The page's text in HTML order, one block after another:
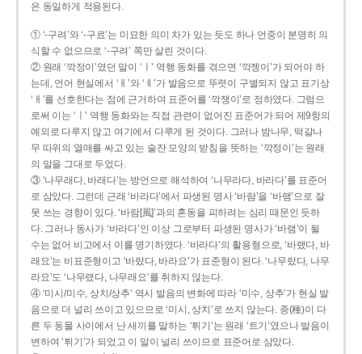
은 동일하게 적용된다.
① ‘-구려’와 ‘-구료’는 미묘한 의미 차가 있는 듯도 하나 언중이 분명히 의
식할 수 없으므로 ‘-구려’ 쪽만 살린 것이다.
② 원래 ‘깍정이’였던 말이 ‘ㅣ’ 역행 동화를 겪으면 ‘깍젱이’가 되어야 하
는데, 언어 현실에서 ‘ㅐ’와 ‘ㅔ’가 발음으로 뚜렷이 구별되지 않고 표기상
‘ㅐ’를 선호한다는 점에 근거하여 표준어를 ‘깍쟁이’로 정하였다. 그럼으
로써 이는 ‘ㅣ’ 역행 동화와는 직접 관련이 없어진 표준어가 되어 제9항의
예외로 다루지 않고 여기에서 다루게 된 것이다. 그러나 밤나무, 떡갈나
무 따위의 열매를 싸고 있는 술잔 모양의 받침을 뜻하는 ‘깍정이’는 원래
의 말을 그대로 두었다.
③ ‘나무래다, 바래다’는 방언으로 해석하여 ‘나무라다, 바라다’를 표준어
로 삼았다. 그런데 근래 ‘바라다’에서 파생된 명사 ‘바람’을 ‘바램’으로 잘
못 쓰는 경향이 있다. ‘바람[風]’과의 혼동을 피하려는 심리 때문인 듯하
다. 그러나 동사가 ‘바라다’인 이상 그로부터 파생된 명사가 ‘바램’이 될
수는 없어 비고에서 이를 명기하였다. ‘바라다’의 활용형으로, ‘바랬다, 바
래요’는 비표준형이고 ‘바랐다, 바라요’가 표준형이 된다. ‘나무랐다, 나무
라요’도 ‘나무랬다, 나무래요’를 취하지 않는다.
④ ‘미시/미수, 상치/상추’ 역시 발음의 변화에 따라 ‘미수, 상추’가 현실 발
음으로 더 널리 쓰이고 있으므로 ‘미시, 상치’로 쓰지 않는다. 종(種)이 다
른 두 동물 사이에서 난 새끼를 말하는 ‘튀기’는 원래 ‘트기’였으나 발음이
변하여 ‘튀기’가 되었고 이 말이 널리 쓰이므로 표준어로 삼았다.